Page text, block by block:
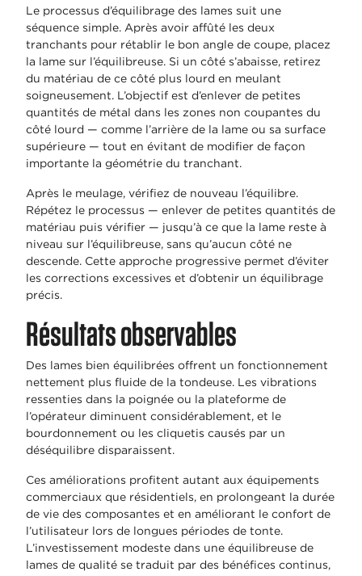
Le processus d’équilibrage des lames suit une
séquence simple. Après avoir affûté les deux
tranchants pour rétablir le bon angle de coupe, placez
la lame sur l’équilibreuse. Si un côté s’abaisse, retirez
du matériau de ce côté plus lourd en meulant
soigneusement. L’objectif est d’enlever de petites
quantités de métal dans les zones non coupantes du
côté lourd — comme l’arrière de la lame ou sa surface
supérieure — tout en évitant de modifier de façon
importante la géométrie du tranchant.
Après le meulage, vérifiez de nouveau l’équilibre.
Répétez le processus — enlever de petites quantités de
matériau puis vérifier — jusqu’à ce que la lame reste à
niveau sur l’équilibreuse, sans qu’aucun côté ne
descende. Cette approche progressive permet d’éviter
les corrections excessives et d’obtenir un équilibrage
précis.
Résultats observables
Des lames bien équilibrées offrent un fonctionnement
nettement plus fluide de la tondeuse. Les vibrations
ressenties dans la poignée ou la plateforme de
l’opérateur diminuent considérablement, et le
bourdonnement ou les cliquetis causés par un
déséquilibre disparaissent.
Ces améliorations profitent autant aux équipements
commerciaux que résidentiels, en prolongeant la durée
de vie des composantes et en améliorant le confort de
l’utilisateur lors de longues périodes de tonte.
L’investissement modeste dans une équilibreuse de
lames de qualité se traduit par des bénéfices continus,